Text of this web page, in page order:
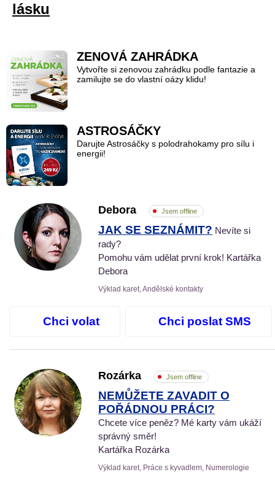
lásku
ZENOVÁ ZAHRÁDKA
Vytvořte si zenovou zahrádku podle fantazie a
zamilujte se do vlastní oázy klidu!
ASTROSÁČKY
Darujte Astrosáčky s polodrahokamy pro sílu i
energii!
Debora Jsem offline
JAK SE SEZNÁMIT? Nevíte si
rady?
Pomohu vám udělat první krok! Kartářka
Debora
Výklad karet, Andělské kontakty
Chci volat Chci poslat SMS
Rozárka Jsem offline
NEMŮŽETE ZAVADIT O
POŘÁDNOU PRÁCI?
Chcete více peněz? Mé karty vám ukáží
správný směr!
Kartářka Rozárka
Výklad karet, Práce s kyvadlem, Numerologie